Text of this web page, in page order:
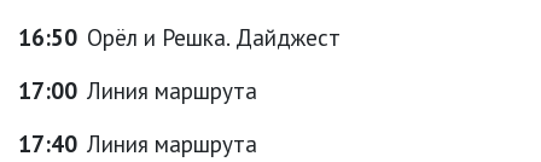
16:50 Орёл и Решка. Дайджест
17:00 Линия маршрута
17:40 Линия маршрута